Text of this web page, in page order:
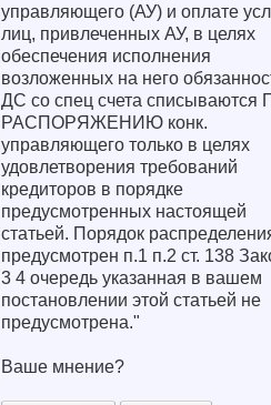
управляющего (АУ) и оплате
лиц, привлеченных АУ, в целях
обеспечения исполнения
возложенных на него
ДС со спец счета списываются
РАСПОРЯЖЕНИЮ конк.
управляющего только в целях
удовлетворения требований
кредиторов в порядке
предусмотренных настоящей
статьей. Порядок
предусмотрен п.1 п.2 ст. 138
3 4 очередь указанная в вашем
постановлении этой статьей не
предусмотрена."
Ваше мнение?